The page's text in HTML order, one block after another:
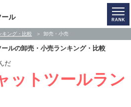
ール
キング・比較 卸売・小売
ールの卸売・小売ランキング・比較
だ
ットツールラン